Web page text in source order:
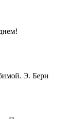
Э. Берн